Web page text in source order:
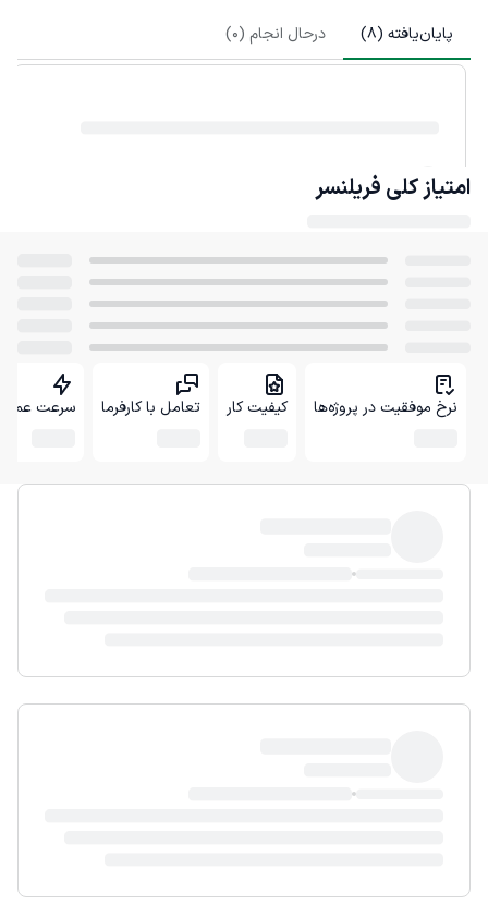
پایان‌یافته (8
) درحال انجام (0
)
امتیاز کلی فریلنسر
نرخ موفقیت در پروژه‌ها کیفیت کار تعامل با کارفرما سرعت عمل